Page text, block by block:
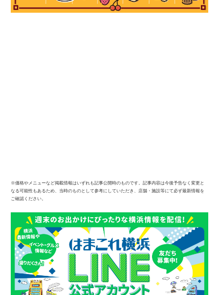
※価格やメニューなど掲載情報はいずれも記事公開時のものです。記事内容は今後予告なく変更と
なる可能性もあるため、当時のものとして参考にしていただき、店舗・施設等にて必ず最新情報を
ご確認ください。